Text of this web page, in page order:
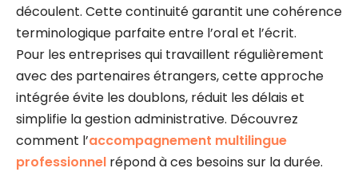
découlent. Cette continuité garantit une cohérence
terminologique parfaite entre l’oral et l’écrit.
Pour les entreprises qui travaillent régulièrement
avec des partenaires étrangers, cette approche
intégrée évite les doublons, réduit les délais et
simplifie la gestion administrative. Découvrez
comment l’accompagnement multilingue
professionnel répond à ces besoins sur la durée.